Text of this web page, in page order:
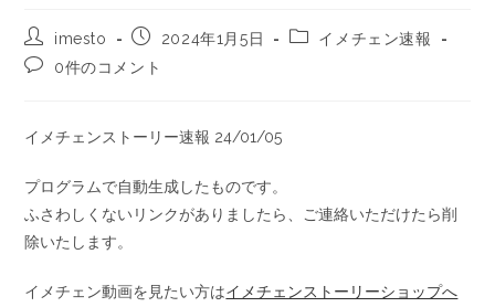
imesto 2024年1月5日
イメチェン速報
0件のコメント
イメチェンストーリー速報 24/01/05
プログラムで自動生成したものです。
ふさわしくないリンクがありましたら、ご連絡いただけたら削
除いたします。
イメチェン動画を見たい方はイメチェンストーリーショップへ